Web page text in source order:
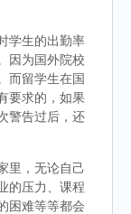
学生的出勤率
因为国外院校
而留学生在国
要求的，如果
警告过后，还
里，无论自己
的压力、课程
困难等等都会